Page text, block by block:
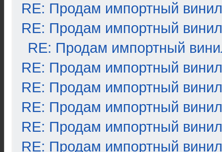
RE: Продам импортный винил
RE: Продам импортный винил
RE: Продам импортный
RE: Продам импортный винил
RE: Продам импортный винил
RE: Продам импортный винил
RE: Продам импортный винил
RE: Продам импортный винил